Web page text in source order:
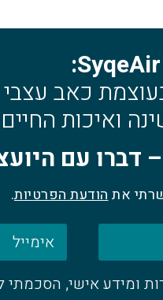
כאב עצבי
ואיכות
דברו עם
אתהודעת הפרטיות.
ומידע אישי, הסכמתי